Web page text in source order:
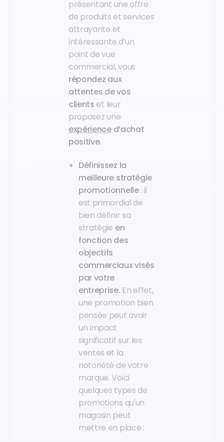
présentant une offre
de produits et services
attrayante et
intéressante d’un
point de vue
commercial, vous
répondez aux
attentes de vos
clients et leur
proposez une
expérienced’achat
positive.
Définissez la
meilleure stratégie
promotionnelle: il
est primordial de
bien définir sa
stratégie en
fonction des
objectifs
commerciaux visés
par votre
entreprise. En effet,
une promotion bien
pensée peut avoir
un impact
significatif sur les
ventes et la
notoriété de votre
marque. Voici
quelques types de
promotions qu'un
magasin peut
mettre en place :